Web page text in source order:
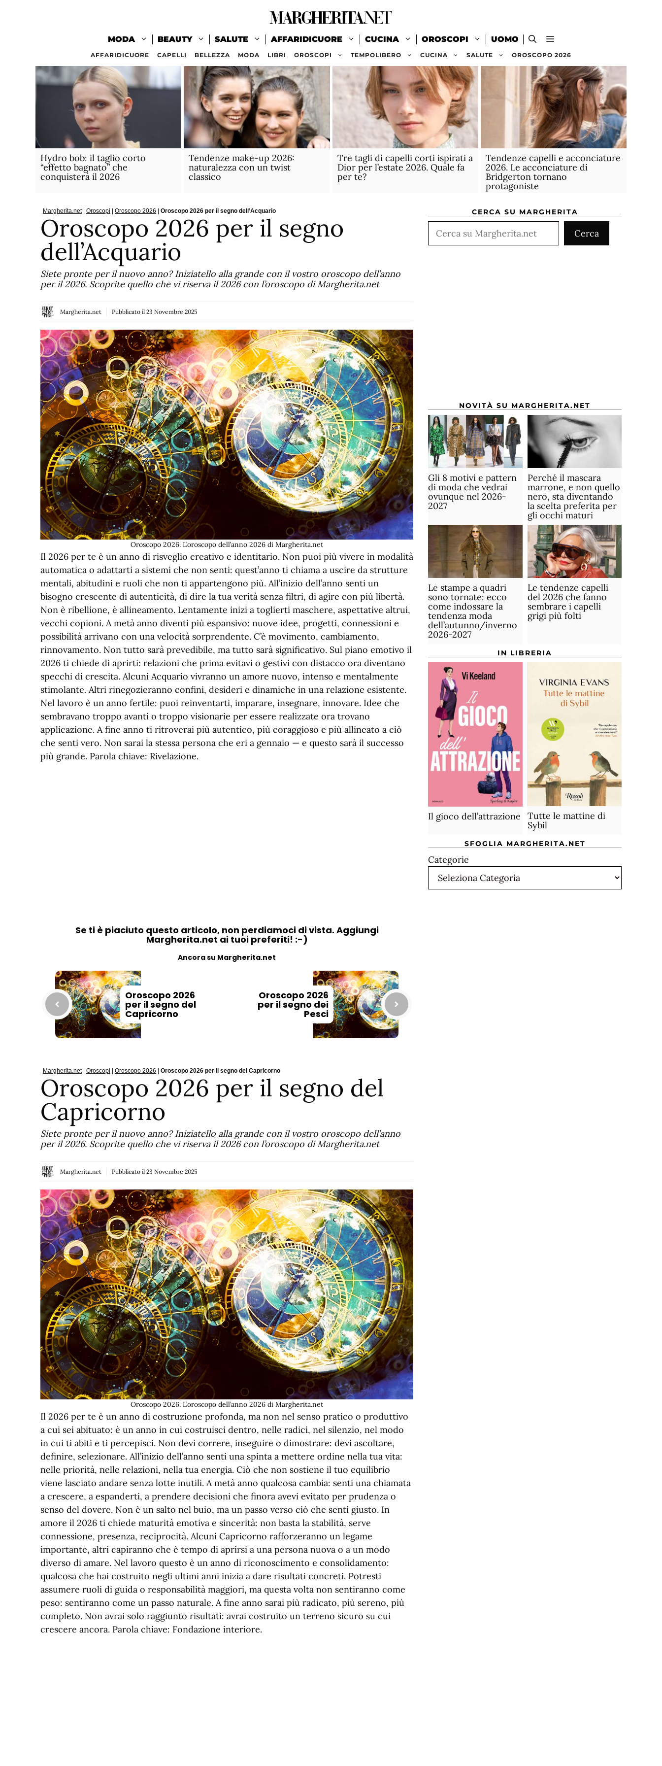
MODA BEAUTY SALUTE AFFARIDICUORE CUCINA OROSCOPI UOMO
AFFARIDICUORE CAPELLI BELLEZZA MODA LIBRI OROSCOPI TEMPOLIBERO CUCINA SALUTE OROSCOPO 2026
Hydro bob: il taglio corto
“effetto bagnato” che
conquisterà il 2026
Tendenze make-up 2026:
naturalezza con un twist
classico
Tre tagli di capelli corti ispirati a
Dior per l’estate 2026. Quale fa
per te?
Tendenze capelli e acconciature
2026. Le acconciature di
Bridgerton tornano
protagoniste
Margherita.net| Oroscopi | Oroscopo 2026 | Oroscopo 2026 per il segno dell’Acquario
Oroscopo 2026 per il segno
dell’Acquario
Siete pronte per il nuovo anno? Iniziatello alla grande con il vostro oroscopo dell’anno
per il 2026. Scoprite quello che vi riserva il 2026 con l’oroscopo di Margherita.net
Margherita.net Pubblicato il 23 Novembre 2025
Oroscopo 2026. L’oroscopo dell’anno 2026 di Margherita.net
Il 2026 per te è un anno di risveglio creativo e identitario. Non puoi più vivere in modalità
automatica o adattarti a sistemi che non senti: quest’anno ti chiama a uscire da strutture
mentali, abitudini e ruoli che non ti appartengono più. All’inizio dell’anno senti un
bisogno crescente di autenticità, di dire la tua verità senza filtri, di agire con più libertà.
Non è ribellione, è allineamento. Lentamente inizi a toglierti maschere, aspettative altrui,
vecchi copioni. A metà anno diventi più espansivo: nuove idee, progetti, connessioni e
possibilità arrivano con una velocità sorprendente. C’è movimento, cambiamento,
rinnovamento. Non tutto sarà prevedibile, ma tutto sarà significativo. Sul piano emotivo il
2026 ti chiede di aprirti: relazioni che prima evitavi o gestivi con distacco ora diventano
specchi di crescita. Alcuni Acquario vivranno un amore nuovo, intenso e mentalmente
stimolante. Altri rinegozieranno confini, desideri e dinamiche in una relazione esistente.
Nel lavoro è un anno fertile: puoi reinventarti, imparare, insegnare, innovare. Idee che
sembravano troppo avanti o troppo visionarie per essere realizzate ora trovano
applicazione. A fine anno ti ritroverai più autentico, più coraggioso e più allineato a ciò
che senti vero. Non sarai la stessa persona che eri a gennaio — e questo sarà il successo
più grande. Parola chiave: Rivelazione.
Se ti è piaciuto questo articolo, non perdiamoci di vista. Aggiungi
Margherita.net ai tuoi preferiti! :-)
Ancora su Margherita.net
Oroscopo 2026
per il segno del
Capricorno
Oroscopo 2026
per il segno dei
Pesci
Margherita.net| Oroscopi Oroscopo 2026 Oroscopo 2026 per il segno del Capricorno
Oroscopo 2026 per il segno del
Capricorno
Siete pronte per il nuovo anno? Iniziatello alla grande con il vostro oroscopo dell’anno
per il 2026. Scoprite quello che vi riserva il 2026 con l’oroscopo di Margherita.net
Margherita.net Pubblicato il 23 Novembre 2025
Oroscopo 2026. L’oroscopo dell’anno 2026 di Margherita.net
Il 2026 per te è un anno di costruzione profonda, ma non nel senso pratico o produttivo
a cui sei abituato: è un anno in cui costruisci dentro, nelle radici, nel silenzio, nel modo
in cui ti abiti e ti percepisci. Non devi correre, inseguire o dimostrare: devi ascoltare,
definire, selezionare. All’inizio dell’anno senti una spinta a mettere ordine nella tua vita:
nelle priorità, nelle relazioni, nella tua energia. Ciò che non sostiene il tuo equilibrio
viene lasciato andare senza lotte inutili. A metà anno qualcosa cambia: senti una chiamata
a crescere, a espanderti, a prendere decisioni che finora avevi evitato per prudenza o
senso del dovere. Non è un salto nel buio, ma un passo verso ciò che senti giusto. In
amore il 2026 ti chiede maturità emotiva e sincerità: non basta la stabilità, serve
connessione, presenza, reciprocità. Alcuni Capricorno rafforzeranno un legame
importante, altri capiranno che è tempo di aprirsi a una persona nuova o a un modo
diverso di amare. Nel lavoro questo è un anno di riconoscimento e consolidamento:
qualcosa che hai costruito negli ultimi anni inizia a dare risultati concreti. Potresti
assumere ruoli di guida o responsabilità maggiori, ma questa volta non sentiranno come
peso: sentiranno come un passo naturale. A fine anno sarai più radicato, più sereno, più
completo. Non avrai solo raggiunto risultati: avrai costruito un terreno sicuro su cui
crescere ancora. Parola chiave: Fondazione interiore.
CERCA SU MARGHERITA
Cerca
Cerca
NOVITÀ SU MARGHERITA.NET
Gli 8 motivi e pattern
di moda che vedrai
ovunque nel 2026-
2027
Perché il mascara
marrone, e non quello
nero, sta diventando
la scelta preferita per
gli occhi maturi
Le stampe a quadri
sono tornate: ecco
come indossare la
tendenza moda
dell’autunno/inverno
2026-2027
Le tendenze capelli
del 2026 che fanno
sembrare i capelli
grigi più folti
IN LIBRERIA
Il gioco dell’attrazione
Tutte le mattine di
Sybil
SFOGLIA MARGHERITA.NET
Categorie